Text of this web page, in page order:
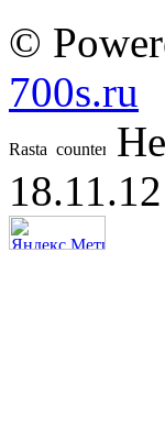
©
700s.ru
18.11.12